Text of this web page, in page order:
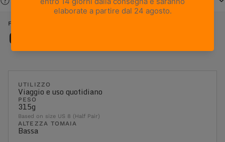
FREE BLAST POP - OCEANIA
Caratteristiche
UTILIZZO
Viaggio e uso quotidiano
PESO
315g
Based on size US 8 (Half Pair)
ALTEZZA TOMAIA
Bassa